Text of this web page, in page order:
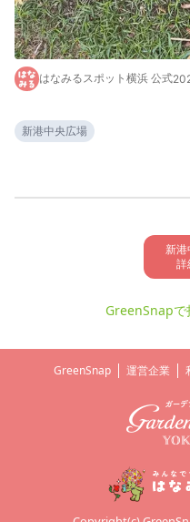
はなみるスポット横浜 公式
新港中央広場
新
詳
GreenSnapで
GreenSnap 運営企業